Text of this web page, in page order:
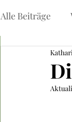
Alle Beiträge